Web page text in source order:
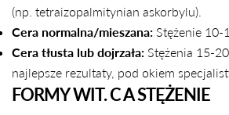
(np. tetraizopalmitynian askorbylu).
Cera normalna/mieszana: Stężenie 10-
Cera tłusta lub dojrzała: Stężenia 15-
najlepsze rezultaty, pod okiem
FORMY WIT. C A STĘŻENIE